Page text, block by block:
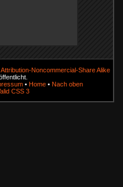
Noncommercial-Share Alike
• Home• Nach oben
CSS 3